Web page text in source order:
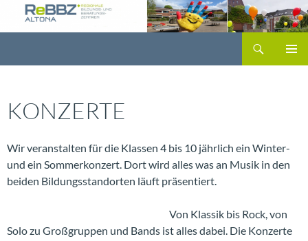
Inhalt
KONZERTE
Wir veranstalten für die Klassen 4 bis 10 jährlich ein Winter-
und ein Sommerkonzert. Dort wird alles was an Musik in den
beiden Bildungsstandorten läuft präsentiert.
Von Klassik bis Rock, von
Solo zu Großgruppen und Bands ist alles dabei. Die Konzerte